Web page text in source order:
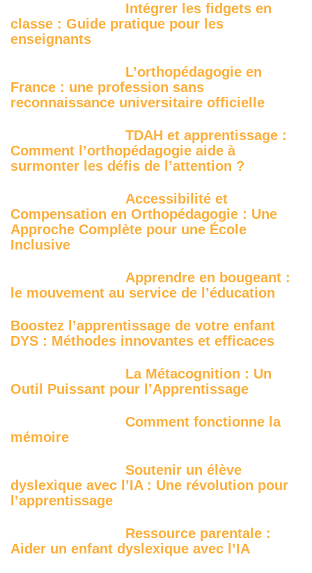
Intégrer les fidgets en
classe : Guide pratique pour les
enseignants
L’orthopédagogie en
France : une profession sans
reconnaissance universitaire officielle
TDAH et apprentissage :
Comment l’orthopédagogie aide à
surmonter les défis de l’attention ?
Accessibilité et
Compensation en Orthopédagogie : Une
Approche Complète pour une École
Inclusive
Apprendre en bougeant :
le mouvement au service de l’éducation
Boostez l’apprentissage de votre enfant
DYS : Méthodes innovantes et efficaces
La Métacognition : Un
Outil Puissant pour l’Apprentissage
Comment fonctionne la
mémoire
Soutenir un élève
dyslexique avec l’IA : Une révolution pour
l’apprentissage
Ressource parentale :
Aider un enfant dyslexique avec l’IA